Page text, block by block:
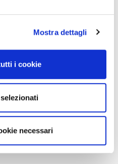
Mostra dettagli
i cookie
necessari